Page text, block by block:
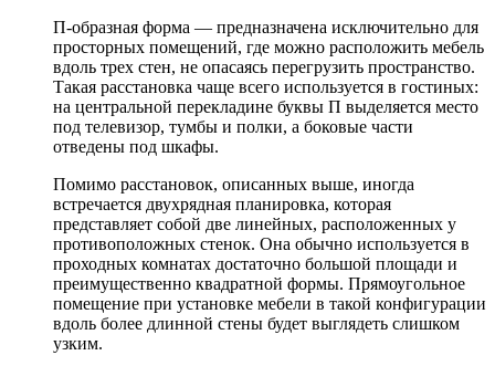
П-образная форма — предназначена исключительно для
просторных помещений, где можно расположить мебель
вдоль трех стен, не опасаясь перегрузить пространство.
Такая расстановка чаще всего используется в гостиных:
на центральной перекладине буквы П выделяется место
под телевизор, тумбы и полки, а боковые части
отведены под шкафы.
Помимо расстановок, описанных выше, иногда
встречается двухрядная планировка, которая
представляет собой две линейных, расположенных у
противоположных стенок. Она обычно используется в
проходных комнатах достаточно большой площади и
преимущественно квадратной формы. Прямоугольное
помещение при установке мебели в такой конфигурации
вдоль более длинной стены будет выглядеть слишком
узким.